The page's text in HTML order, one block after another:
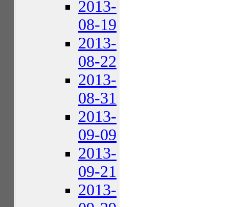
2013-
08-19
2013-
08-22
2013-
08-31
2013-
09-09
2013-
09-21
2013-